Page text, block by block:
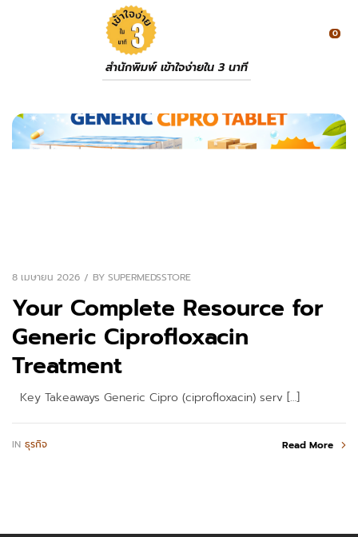
สำนักพิมพ์ เข้าใจง่ายใน 3 นาที
0
8 เมษายน 2026 BY SUPERMEDSSTORE
Your Complete Resource for
Generic Ciprofloxacin
Treatment
Key Takeaways Generic Cipro (ciprofloxacin) serv […]
IN ธุรกิจ Read More